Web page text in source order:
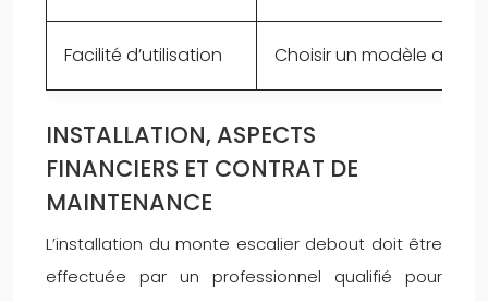
Facilité d’utilisation Choisir un modèle avec
INSTALLATION, ASPECTS
FINANCIERS ET CONTRAT DE
MAINTENANCE
L’installation du monte escalier debout doit être
effectuée par un professionnel qualifié pour